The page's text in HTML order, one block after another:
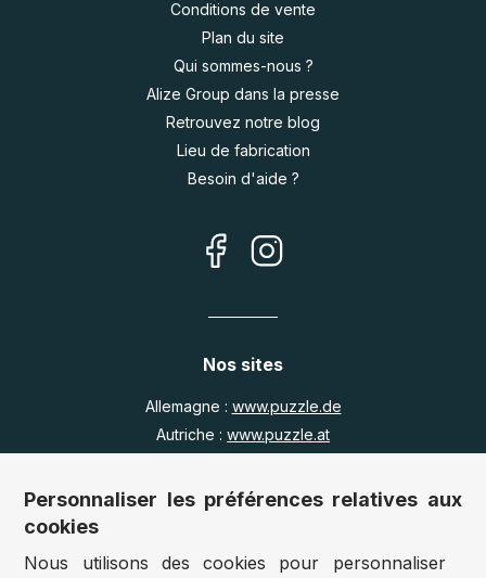
Conditions de vente
Plan du site
Qui sommes-nous ?
Alize Group dans la presse
Retrouvez notre blog
Lieu de fabrication
Besoin d'aide ?
Nos sites
Allemagne : www.puzzle.de
Autriche : www.puzzle.at
Royaume Uni :
www.jigsawpuzzle.co.uk
Accès revendeurs / détaillants
Personnaliser les préférences relatives aux
cookies
Nous utilisons des cookies pour personnaliser